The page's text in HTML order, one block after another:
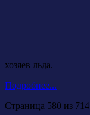
хозяев льда.
Подробнее...
Страница 580 из 714